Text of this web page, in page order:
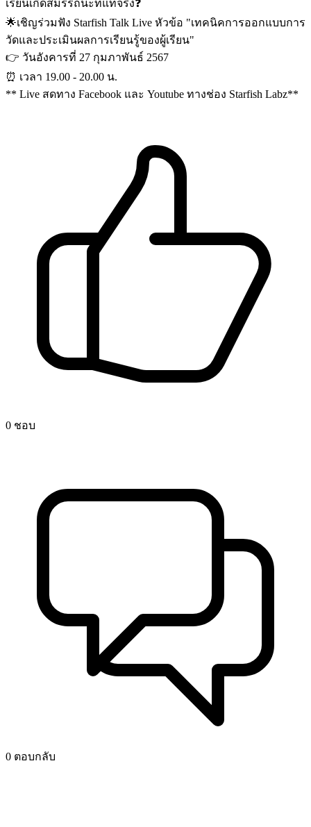
เรียนเกิดสมรรถนะที่แท้จริง❓
🌟เชิญร่วมฟัง Starfish Talk Live หัวข้อ "เทคนิคการออกแบบการ
วัดและประเมินผลการเรียนรู้ของผู้เรียน"
👉️ วันอังคารที่ 27 กุมภาพันธ์ 2567
⏰ เวลา 19.00 - 20.00 น.
** Live สดทาง Facebook และ Youtube ทางช่อง Starfish Labz**
0 ชอบ
0 ตอบกลับ